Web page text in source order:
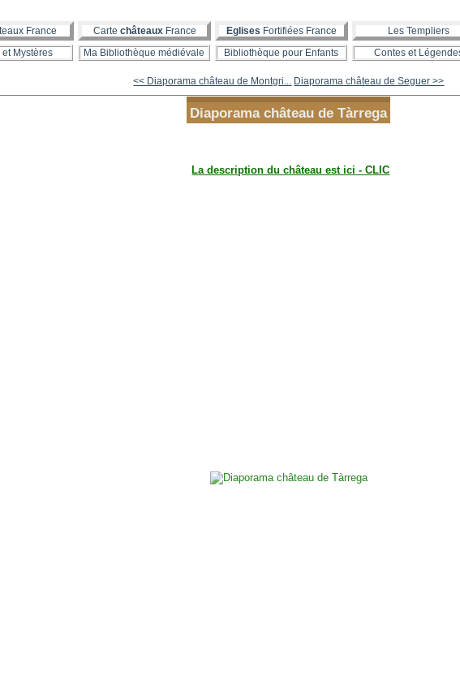
France Carte châteauxFrance Eglises Fortifiées France Les Templiers
et Mystères Ma Bibliothèque médiévale Bibliothèque pour Enfants Contes et
<< Diaporama château de Montgri... Diaporama château de Seguer >>
Diaporama château de Tàrrega
La description du château est ici - CLIC